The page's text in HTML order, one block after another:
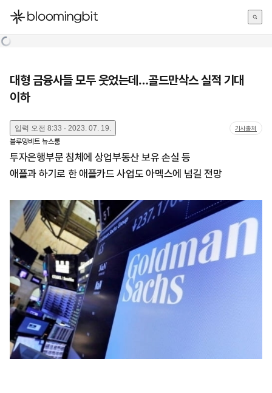
한국어
대형 금융사들 모두 웃었는데…골드만삭스 실적 기대
이하
입력 오전 8:33 · 2023. 07. 19. 기사출처
블루밍비트 뉴스룸
투자은행부문 침체에 상업부동산 보유 손실 등
애플과 하기로 한 애플카드 사업도 아멕스에 넘길 전망